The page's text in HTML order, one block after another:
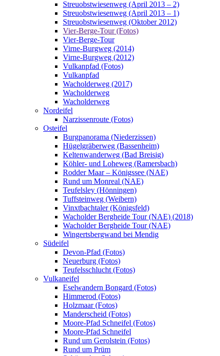
Streuobstwiesenweg (April 2013 – 2)
Streuobstwiesenweg (April 2013 – 1)
Streuobstwiesenweg (Oktober 2012)
Vier-Berge-Tour (Fotos)
Vier-Berge-Tour
Virne-Burgweg (2014)
Virne-Burgweg (2012)
Vulkanpfad (Fotos)
Vulkanpfad
Wacholderweg (2017)
Wacholderweg
Wacholderweg
Nordeifel
Narzissenroute (Fotos)
Osteifel
Burgpanorama (Niederzissen)
Hügelgräberweg (Bassenheim)
Keltenwanderweg (Bad Breisig)
Köhler- und Loheweg (Ramersbach)
Rodder Maar – Königssee (NAE)
Rund um Monreal (NAE)
Teufelsley (Hönningen)
Tuffsteinweg (Weibern)
Vinxtbachtaler (Königsfeld)
Wacholder Bergheide Tour (NAE) (2018)
Wacholder Bergheide Tour (NAE)
Wingertsbergwand bei Mendig
Südeifel
Devon-Pfad (Fotos)
Neuerburg (Fotos)
Teufelsschlucht (Fotos)
Vulkaneifel
Eselwandern Bongard (Fotos)
Himmerod (Fotos)
Holzmaar (Fotos)
Manderscheid (Fotos)
Moore-Pfad Schneifel (Fotos)
Moore-Pfad Schneifel
Rund um Gerolstein (Fotos)
Rund um Prüm